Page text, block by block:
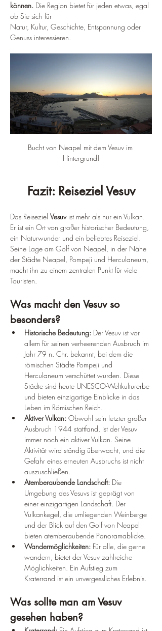
können. Die Region bietet für jeden etwas, egal
ob Sie sich für
Natur, Kultur, Geschichte, Entspannung oder
Genuss interessieren.
Bucht von Neapel mit dem Vesuv im
Hintergrund!
Fazit: Reiseziel Vesuv
Das Reiseziel Vesuv ist mehr als nur ein Vulkan.
Er ist ein Ort von großer historischer Bedeutung,
ein Naturwunder und ein beliebtes Reiseziel.
Seine Lage am Golf von Neapel, in der Nähe
der Städte Neapel, Pompeji und Herculaneum,
macht ihn zu einem zentralen Punkt für viele
Touristen.
Was macht den Vesuv so
besonders?
Historische Bedeutung: Der Vesuv ist vor
allem für seinen verheerenden Ausbruch im
Jahr 79 n. Chr. bekannt, bei dem die
römischen Städte Pompeji und
Herculaneum verschüttet wurden. Diese
Städte sind heute UNESCO-Weltkulturerbe
und bieten einzigartige Einblicke in das
Leben im Römischen Reich.
Aktiver Vulkan: Obwohl sein letzter großer
Ausbruch 1944 stattfand, ist der Vesuv
immer noch ein aktiver Vulkan. Seine
Aktivität wird ständig überwacht, und die
Gefahr eines erneuten Ausbruchs ist nicht
auszuschließen.
Atemberaubende Landschaft: Die
Umgebung des Vesuvs ist geprägt von
einer einzigartigen Landschaft. Der
Vulkankegel, die umliegenden Weinberge
und der Blick auf den Golf von Neapel
bieten atemberaubende Panoramablicke.
Wandermöglichkeiten: Für alle, die gerne
wandern, bietet der Vesuv zahlreiche
Möglichkeiten. Ein Aufstieg zum
Kraterrand ist ein unvergessliches Erlebnis.
Was sollte man am Vesuv
gesehen haben?